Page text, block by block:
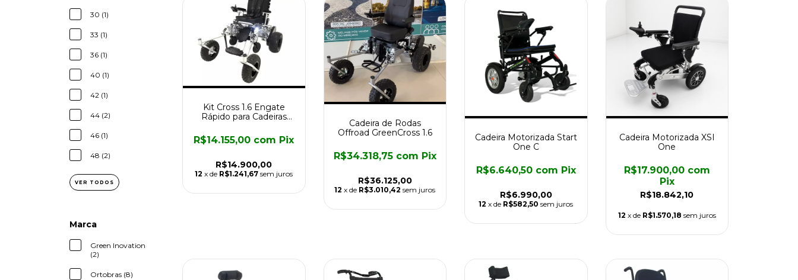
30 (1)
33 (1)
36 (1)
40 (1)
42 (1)
44 (2)
46 (1)
48 (2)
VER TODOS
Marca
Green Inovation
(2)
Ortobras (8)
Kit Cross 1.6 Engate
Rápido para Cadeiras
R$14.900,00
R$14.155,00 com Pix
12 x de R$1.241,67 sem juros
Cadeira de Rodas
Offroad GreenCross 1.6
R$36.125,00
R$34.318,75 com Pix
12 x de R$3.010,42 sem juros
Cadeira Motorizada Start
One C
R$6.990,00
R$6.640,50 com Pix
12 x de R$582,50 sem juros
Cadeira Motorizada XSI
One
R$18.842,10
R$17.900,00 com
Pix
12 x de R$1.570,18 sem juros